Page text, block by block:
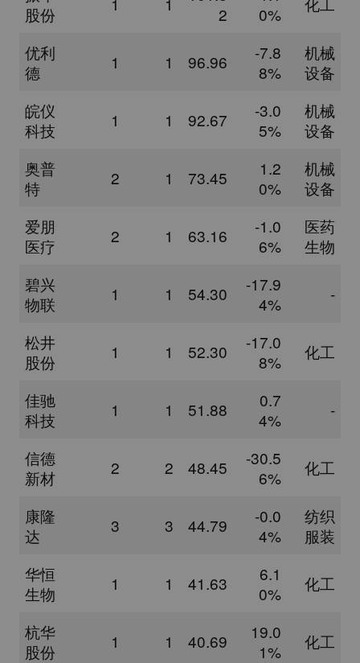
股份
2
0%
优利
德
1 1 96.96
-7.8
8%
机械
设备
皖仪
科技
1 1 92.67
-3.0
5%
机械
设备
奥普
特
2 1 73.45
1.2
0%
机械
设备
爱朋
医疗
2 1 63.16
-1.0
6%
医药
生物
碧兴
物联
1 1 54.30
-17.9
4%
-
松井
股份
1 1 52.30
-17.0
8%
化工
佳驰
科技
1 1 51.88
0.7
4%
-
信德
新材
2 2 48.45
-30.5
6%
化工
康隆
达
3 3 44.79
-0.0
4%
纺织
服装
华恒
生物
1 1 41.63
6.1
0%
化工
杭华
股份
1 1 40.69
19.0
1%
化工